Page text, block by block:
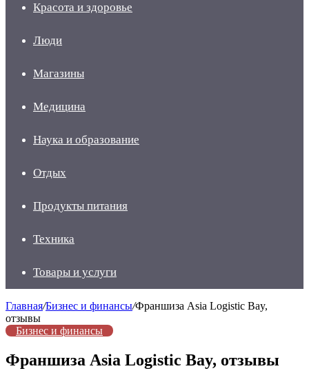
Красота и здоровье
Люди
Магазины
Медицина
Наука и образование
Отдых
Продукты питания
Техника
Товары и услуги
Главная/Бизнес и финансы/Франшиза Asia Logistic Bay,
отзывы
Бизнес и финансы
Франшиза Asia Logistic Bay, отзывы